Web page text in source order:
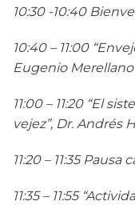
10:30 -10:40
10:40 – 11:00
Eugenio
11:00 – 11:20 “El
vejez”, Dr. Andrés
11:20 – 11:35 Pausa
11:35 – 11:55